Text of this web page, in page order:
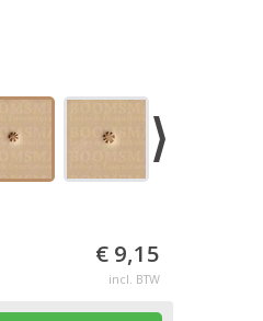
€ 9,15
incl. BTW